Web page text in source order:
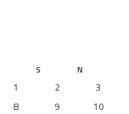
S N
1 2
3
8 9
10